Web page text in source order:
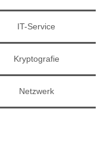
IT-Service
Kryptografie
Netzwerk